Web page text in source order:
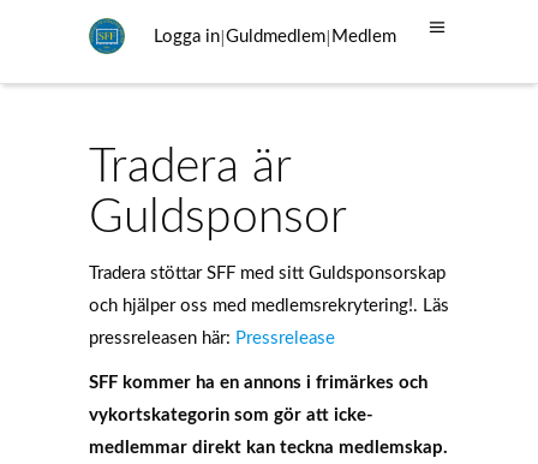
Logga in|Guldmedlem| Medlem
Tradera är
Guldsponsor
Tradera stöttar SFF med sitt Guldsponsorskap
och hjälper oss med medlemsrekrytering!. Läs
pressreleasen här: Pressrelease
SFF kommer ha en annons i frimärkes och
vykortskategorin som gör att icke-
medlemmar direkt kan teckna medlemskap.